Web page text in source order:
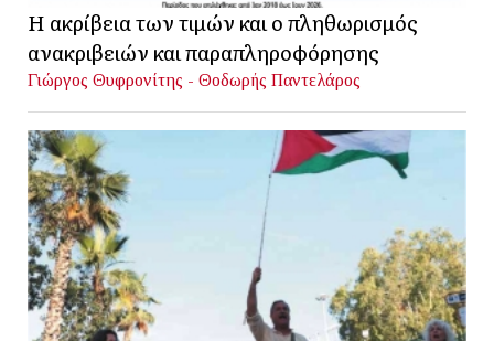
Η ακρίβεια των τιμών και ο πληθωρισμός
ανακριβειών και παραπληροφόρησης
Γιώργος Θυφρονίτης - Θοδωρής Παντελάρος